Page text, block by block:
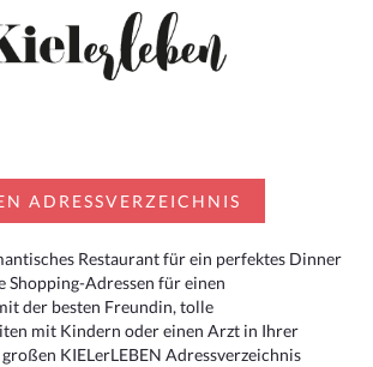
ADRESSVERZEICHNIS
Restaurant für ein perfektes Dinner
Shopping-Adressen für einen
der besten Freundin, tolle
mit Kindern oder einen Arzt in Ihrer
KIELerLEBEN Adressverzeichnis